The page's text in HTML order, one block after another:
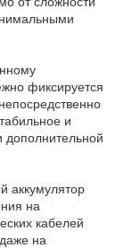
фиксируется
и
дополнительной
аккумулятор
на
кабелей
на